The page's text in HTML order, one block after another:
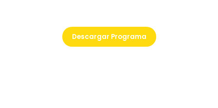
Descargar Programa